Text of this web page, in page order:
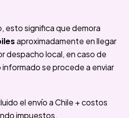
esto significa que demora
aproximadamente en llegar
despacho local, en caso de
se procede a enviar
el envío a Chile + costos
impuestos.